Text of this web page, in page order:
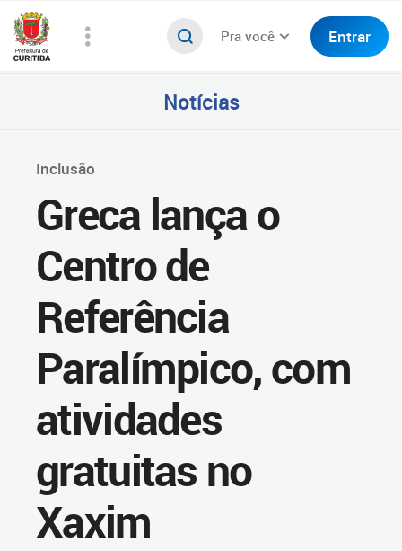
Pra você Entrar
Notícias
Inclusão
Greca lança o
Centro de
Referência
Paralímpico, com
atividades
gratuitas no
Xaxim